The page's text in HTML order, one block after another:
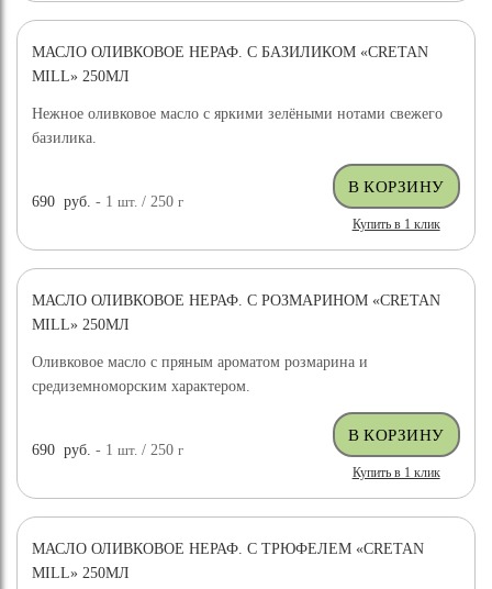
МАСЛО ОЛИВКОВОЕ НЕРАФ. С БАЗИЛИКОМ «CRETAN
MILL» 250МЛ
Нежное оливковое масло с яркими зелёными нотами свежего
базилика.
690 руб. - 1шт. / 250г
Купить в 1 клик
МАСЛО ОЛИВКОВОЕ НЕРАФ. С РОЗМАРИНОМ «CRETAN
MILL» 250МЛ
Оливковое масло с пряным ароматом розмарина и
средиземноморским характером.
690 руб. - 1шт. / 250г
Купить в 1 клик
МАСЛО ОЛИВКОВОЕ НЕРАФ. С ТРЮФЕЛЕМ «CRETAN
MILL» 250МЛ